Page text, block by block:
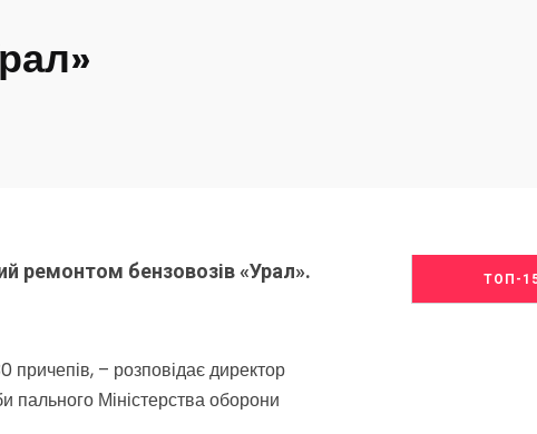
ремонтом бензовозів «Урал».
– розповідає директор
Міністерства оборони
ТОП-